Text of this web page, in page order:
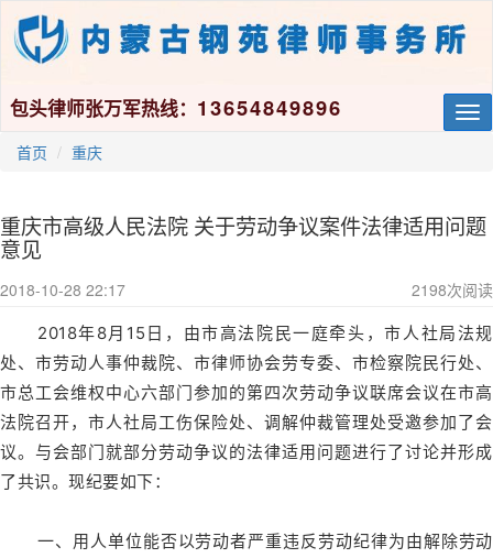
包头律师张万军热线： 13654849896
首页 重庆
重庆市高级人民法院 关于劳动争议案件法律适用问题
意见
2018-10-28 22:17 2198次阅读
2018年8月15日，由市高法院民一庭牵头，市人社局法规
处、市劳动人事仲裁院、市律师协会劳专委、市检察院民行处、
市总工会维权中心六部门参加的第四次劳动争议联席会议在市高
法院召开，市人社局工伤保险处、调解仲裁管理处受邀参加了会
议。与会部门就部分劳动争议的法律适用问题进行了讨论并形成
了共识。现纪要如下：
一、用人单位能否以劳动者严重违反劳动纪律为由解除劳动